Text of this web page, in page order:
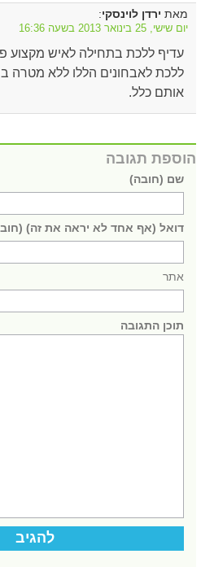
מאת ירדן לוינסקי:
יום שישי, 25 בינואר 2013 בשעה 16:36
עדיף ללכת בתחילה לאיש מקצוע
ללכת לאבחונים הללו ללא מטרה
אותם כלל.
הוספת תגובה
שם (חובה)
דואל (אף אחד לא יראה את זה)
אתר
תוכן התגובה